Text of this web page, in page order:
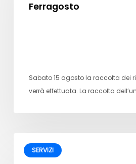
Ferragosto
Sabato 15 agosto la raccolta dei
verrà effettuata. La raccolta
SERVIZI